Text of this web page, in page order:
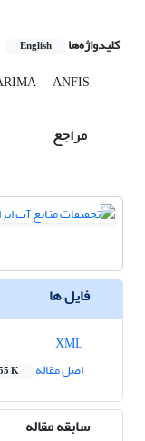
کلیدواژه‌ها English
ANFIS
مراجع
فایل ها
اصل مقاله
K
سابقه مقاله